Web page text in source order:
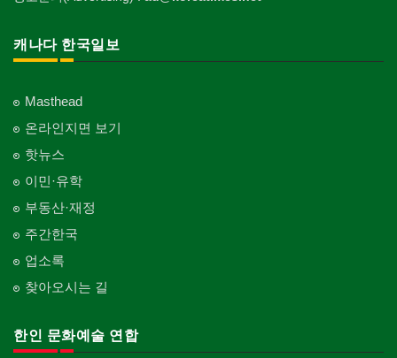
캐나다 한국일보
Masthead
온라인지면 보기
핫뉴스
이민·유학
부동산·재정
주간한국
업소록
찾아오시는 길
한인 문화예술 연합